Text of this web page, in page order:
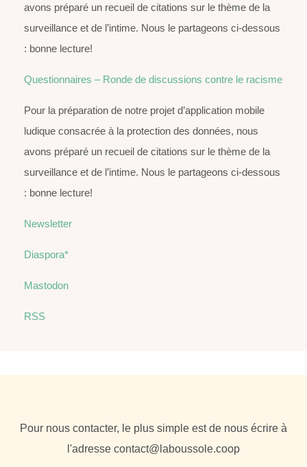
avons préparé un recueil de citations sur le thème de la
surveillance et de l’intime. Nous le partageons ci-dessous
: bonne lecture!
Questionnaires – Ronde de discussions contre le racisme
Pour la préparation de notre projet d’application mobile
ludique consacrée à la protection des données, nous
avons préparé un recueil de citations sur le thème de la
surveillance et de l’intime. Nous le partageons ci-dessous
: bonne lecture!
Newsletter
Diaspora*
Mastodon
RSS
Pour nous contacter, le plus simple est de nous écrire à
l'adresse contact@laboussole.coop